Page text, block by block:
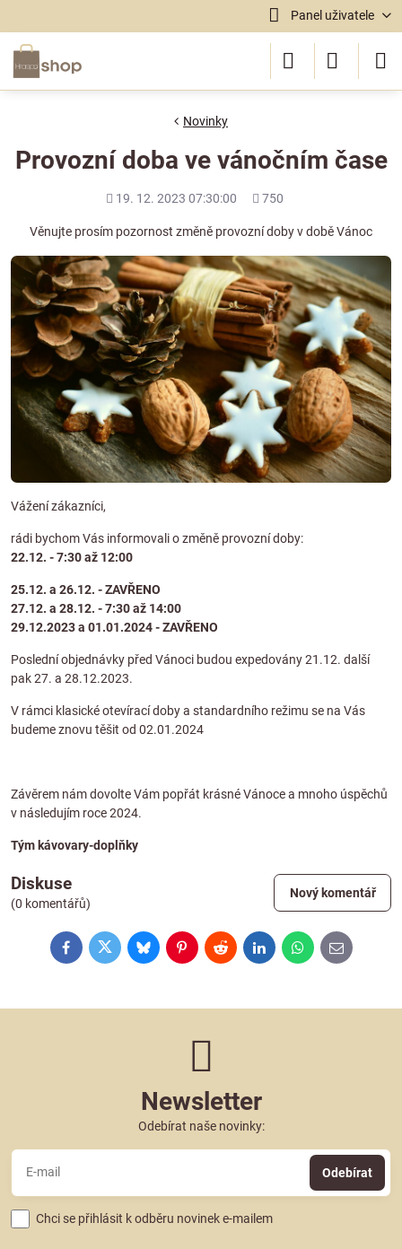
Panel uživatele
Novinky
Provozní doba ve vánočním čase
Přidáno
19. 12. 2023 07:30:00
Počet
750
Věnujte prosím pozornost změně provozní doby v době Vánoc
Vážení zákazníci,
rádi bychom Vás informovali o změně provozní doby:
22.12. - 7:30 až 12:00
25.12. a 26.12. - ZAVŘENO
27.12. a 28.12. - 7:30 až 14:00
29.12.2023 a 01.01.2024 - ZAVŘENO
Poslední objednávky před Vánoci budou expedovány 21.12. další
pak 27. a 28.12.2023.
V rámci klasické otevírací doby a standardního režimu se na Vás
budeme znovu těšit od 02.01.2024
Závěrem nám dovolte Vám popřát krásné Vánoce a mnoho úspěchů
v následujím roce 2024.
Tým kávovary-doplňky
Diskuse
(0 komentářů)
Nový komentář
FacebookTwitterBlueskyPinterestRedditLinkedInWhatsApp
E-
mail
Newsletter
Odebírat naše novinky:
Odebírat
Chci se přihlásit k odběru novinek e-mailem